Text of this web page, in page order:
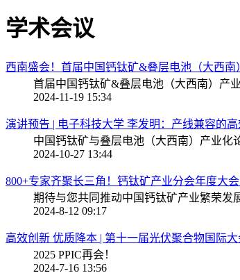
学术会议
西南盛会！首届中国钙钛矿&叠层电池（大西南
首届中国钙钛矿&叠层电池（大西南）产
2024-11-19 15:34
演讲预告 | 电子科技大学 李发明：产线兼容的
中国钙钛矿与叠层电池（大西南）产业化
2024-10-27 13:44
800+专家齐聚长三角！钙钛矿产业分会年度大
期待与您共同推动中国钙钛矿产业繁荣发
2024-8-12 09:17
高效创新 优质降本 | 第十一届光伏聚合物国际
2025 PPIC再会！
2024-7-16 13:56